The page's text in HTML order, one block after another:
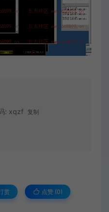
: xqzf 复制
赏 点赞 (0)